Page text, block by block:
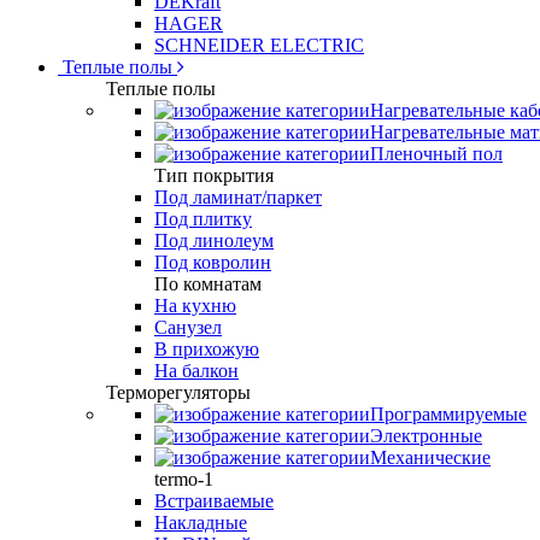
HAGER
SCHNEIDER ELECTRIC
Теплые полы
Теплые полы
Нагревательные
Нагревательные
Пленочный пол
Тип покрытия
Под ламинат/паркет
Под плитку
Под линолеум
Под ковролин
По комнатам
На кухню
Санузел
В прихожую
На балкон
Терморегуляторы
Программируемые
Электронные
Механические
termo-1
Встраиваемые
Накладные